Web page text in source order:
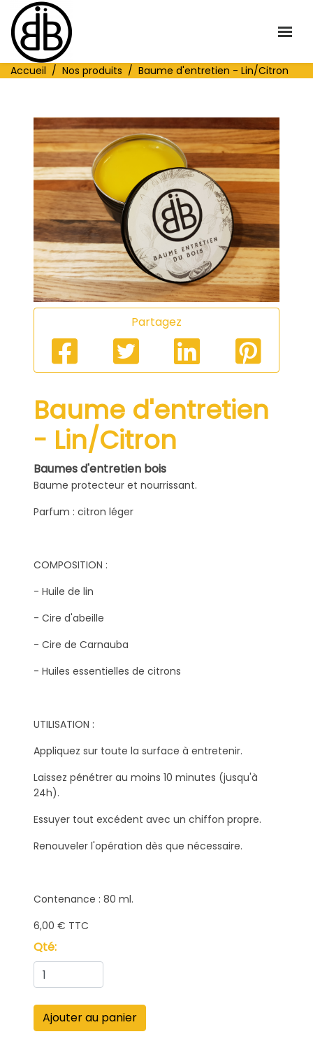
Accueil Nos produits Baume d'entretien - Lin/Citron
Partagez
Baume d'entretien
- Lin/Citron
Baumes d'entretien bois
Baume protecteur et nourrissant.
Parfum : citron léger
COMPOSITION :
- Huile de lin
- Cire d'abeille
- Cire de Carnauba
- Huiles essentielles de citrons
UTILISATION :
Appliquez sur toute la surface à entretenir.
Laissez pénétrer au moins 10 minutes (jusqu'à
24h).
Essuyer tout excédent avec un chiffon propre.
Renouveler l'opération dès que nécessaire.
Contenance : 80 ml.
6,00 € TTC
Qté: